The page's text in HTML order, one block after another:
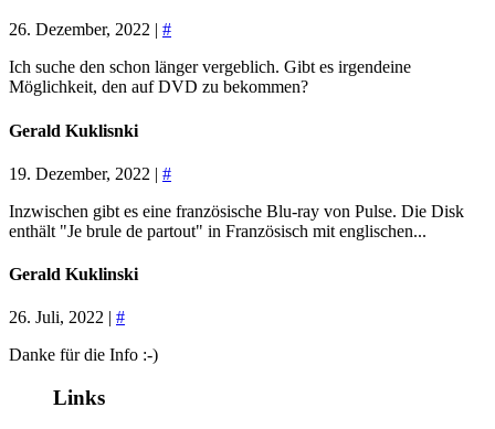
26. Dezember, 2022 | #
Ich suche den schon länger vergeblich. Gibt es irgendeine
Möglichkeit, den auf DVD zu bekommen?
Gerald Kuklisnki
19. Dezember, 2022 | #
Inzwischen gibt es eine französische Blu-ray von Pulse. Die Disk
enthält "Je brule de partout" in Französisch mit englischen...
Gerald Kuklinski
26. Juli, 2022 | #
Danke für die Info :-)
Links